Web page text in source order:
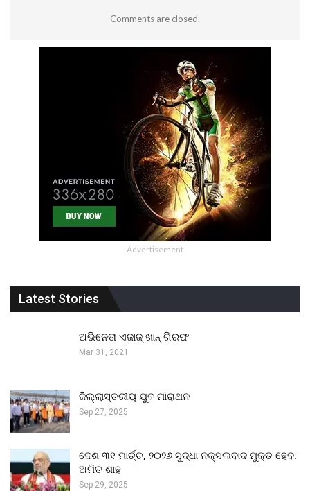
Comments are closed.
- Advertisement -
Latest Stories
ଅଭିନେତା ଏଜାଜ୍ ଖାନ୍ ଗିରଫ
Mar 31, 2021
ଜିଲ୍ଲାସ୍ତରୀୟ ଯୁବ ମାରାଥନ
Sep 27, 2025
ଦେଶ ୩୧ ମାର୍ଚ୍ଚ, ୨୦୨୬ ସୁଦ୍ଧା ନକ୍ସଲବାଦ ମୁକ୍ତ ହେବ:
ଅମିତ ଶାହ
Sep 29, 2025